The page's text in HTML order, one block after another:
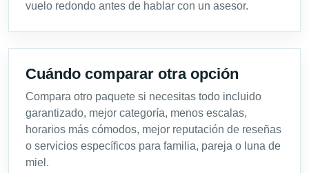
vuelo redondo antes de hablar con un asesor.
Cuándo comparar otra opción
Compara otro paquete si necesitas todo incluido
garantizado, mejor categoría, menos escalas,
horarios más cómodos, mejor reputación de reseñas
o servicios específicos para familia, pareja o luna de
miel.